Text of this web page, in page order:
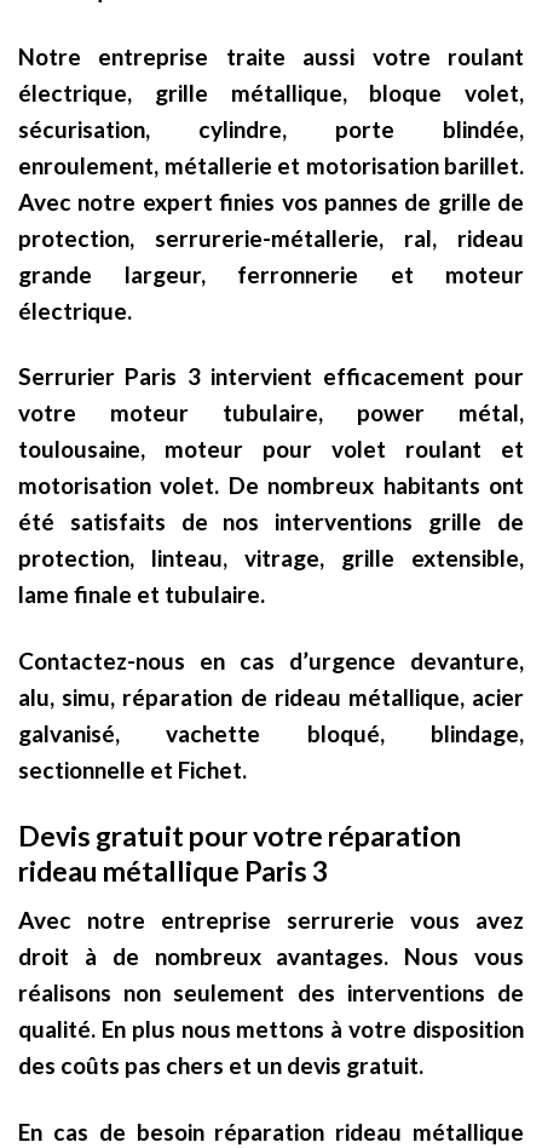
Notre entreprise traite aussi votre roulant
électrique, grille métallique, bloque volet,
sécurisation, cylindre, porte blindée,
enroulement, métallerie et motorisation barillet.
Avec notre expert finies vos pannes de grille de
protection, serrurerie-métallerie, ral, rideau
grande largeur, ferronnerie et moteur
électrique.
Serrurier Paris 3 intervient efficacement pour
votre moteur tubulaire, power métal,
toulousaine, moteur pour volet roulant et
motorisation volet. De nombreux habitants ont
été satisfaits de nos interventions grille de
protection, linteau, vitrage, grille extensible,
lame finale et tubulaire.
Contactez-nous en cas d’urgence devanture,
alu, simu, réparation de rideau métallique, acier
galvanisé, vachette bloqué, blindage,
sectionnelle et Fichet.
Devis gratuit pour votre réparation
rideau métallique Paris 3
Avec notre entreprise serrurerie vous avez
droit à de nombreux avantages. Nous vous
réalisons non seulement des interventions de
qualité. En plus nous mettons à votre disposition
des coûts pas chers et un devis gratuit.
En cas de besoin réparation rideau métallique